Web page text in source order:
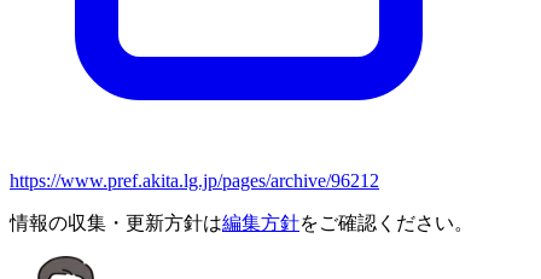
https://www.pref.akita.lg.jp/pages/archive/96212
情報の収集・更新方針は編集方針をご確認ください。